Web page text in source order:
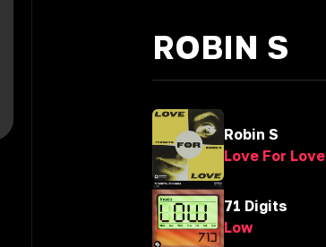
ROBIN S
Robin S
Love For Love
71 Digits
Low